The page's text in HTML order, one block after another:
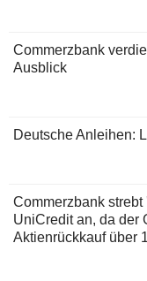
Commerzbank
Ausblick
Deutsche Anleihen:
Commerzbank
UniCredit an, da der
Aktienrückkauf über